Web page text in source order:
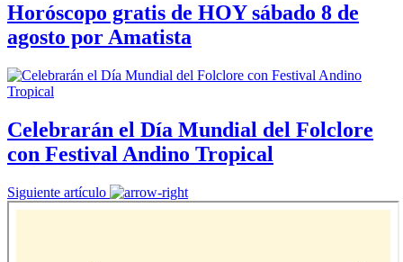
Horóscopo gratis de HOY sábado 8 de
agosto por Amatista
Celebrarán el Día Mundial del Folclore
con Festival Andino Tropical
Siguiente artículo